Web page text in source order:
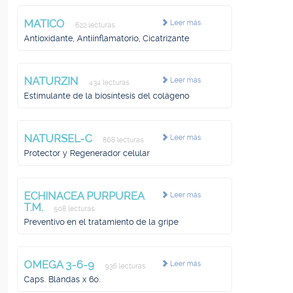
Leer más
MATICO 622 lecturas
Antioxidante, Antiinflamatorio, Cicatrizante
Leer más
NATURZIN 434 lecturas
Estimulante de la biosíntesis del colágeno
Leer más
NATURSEL-C 868 lecturas
Protector y Regenerador celular
Leer más
ECHINACEA PURPUREA
T.M.
508 lecturas
Preventivo en el tratamiento de la gripe
Leer más
OMEGA 3-6-9 936 lecturas
Caps. Blandas x 60.